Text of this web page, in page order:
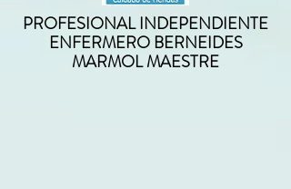
PROFESIONAL INDEPENDIENTE
ENFERMERO BERNEIDES
MARMOL MAESTRE